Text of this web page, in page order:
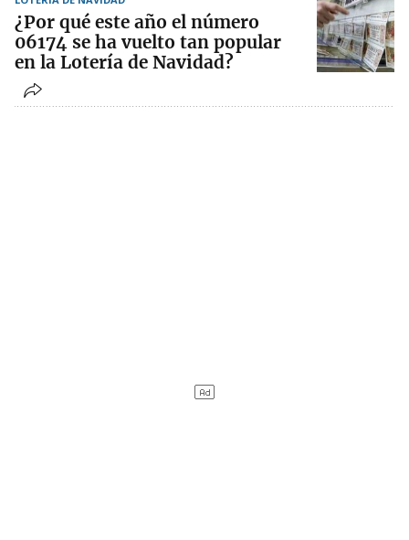
¿Por qué este año el número
06174 se ha vuelto tan popular
en la Lotería de Navidad?